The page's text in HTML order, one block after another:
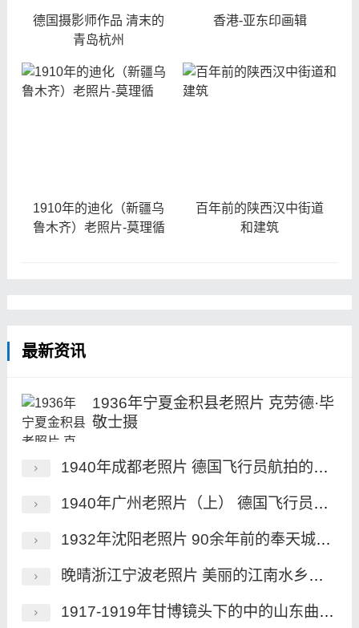
德国摄影师作品 清末的
青岛杭州
香港-亚东印画辑
1910年的迪化（新疆乌
鲁木齐）老照片-莫理循
百年前的陕西汉中街道
和建筑
最新资讯
1936年宁夏金积县老照片 克劳德·毕
敬士摄
1940年成都老照片 德国飞行员航拍的民国成都
1940年广州老照片（上） 德国飞行员航拍的民国广州
1932年沈阳老照片 90余年前的奉天城历史风貌
晚晴浙江宁波老照片 美丽的江南水乡魅影
1917-1919年甘博镜头下的中的山东曲阜老照片（下）